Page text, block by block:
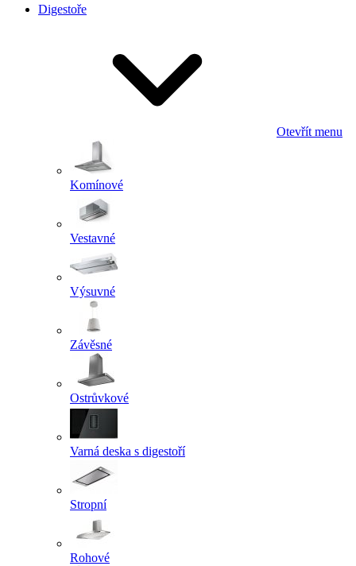
Digestoře
Otevřít menu
Komínové
Vestavné
Výsuvné
Závěsné
Ostrůvkové
Varná deska s digestoří
Stropní
Rohové